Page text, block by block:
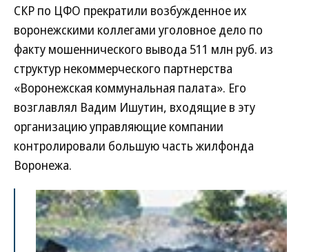
СКР по ЦФО прекратили возбужденное их
воронежскими коллегами уголовное дело по
факту мошеннического вывода 511 млн руб. из
структур некоммерческого партнерства
«Воронежская коммунальная палата». Его
возглавлял Вадим Ишутин, входящие в эту
организацию управляющие компании
контролировали большую часть жилфонда
Воронежа.